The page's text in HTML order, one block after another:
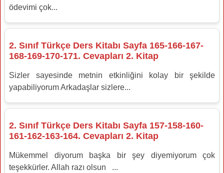
ödevimi çok...
2. Sınıf Türkçe Ders Kitabı Sayfa 165-166-167-
168-169-170-171. Cevapları 2. Kitap
Sizler sayesinde metnin etkinliğini kolay bir şekilde
yapabiliyorum Arkadaşlar sizlere...
2. Sınıf Türkçe Ders Kitabı Sayfa 157-158-160-
161-162-163-164. Cevapları 2. Kitap
Mükemmel diyorum başka bir şey diyemiyorum çok
teşekkürler. Allah razı olsun ...